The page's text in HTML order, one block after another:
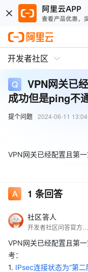
开发者社区
VPN网关已
成功但是ping不
提个问题 2024-06-11
VPN网关已经配置且第
1 条回答
社区答人
VPN网关已经配置且第
考：
1. IPsec连接状态为“第